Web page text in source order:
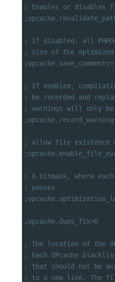
; Enables or disables
; If disabled, all
; size of the optimized
; If enabled,
; be recorded and
; warnings will only
; Allow file existence
; A bitmask, where
; passes
;opcache.dups_fix=0
; The location of the
; Each OPcache
; that should not be
; to a new line. The